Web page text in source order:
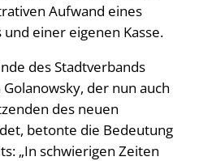
Aufwand eines
einer eigenen Kasse.
des Stadtverbands
Golanowsky, der nun auch
des neuen
betonte die Bedeutung
„In schwierigen Zeiten